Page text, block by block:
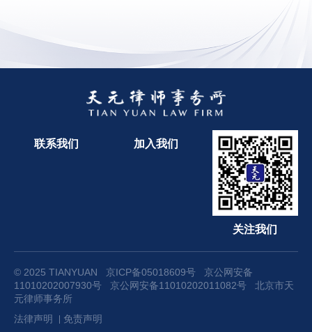
联系我们 加入我们
关注我们
© 2025 TIANYUAN 京ICP备05018609号
京公网安备
11010202007930号
京公网安备11010202011082号 北京市天
元律师事务所
法律声明
免责声明